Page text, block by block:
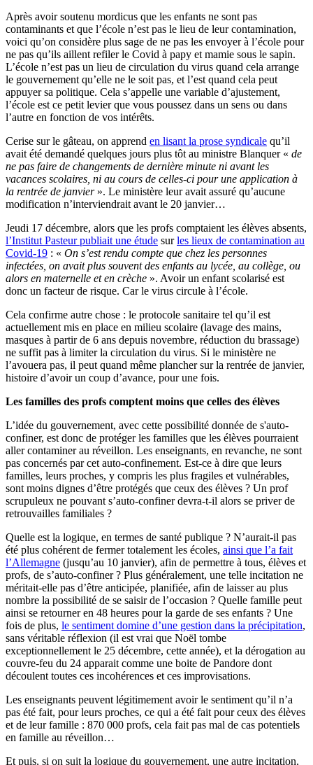
Après avoir soutenu mordicus que les enfants ne sont pas
contaminants et que l’école n’est pas le lieu de leur contamination,
voici qu’on considère plus sage de ne pas les envoyer à l’école pour
ne pas qu’ils aillent refiler le Covid à papy et mamie sous le sapin.
L’école n’est pas un lieu de circulation du virus quand cela arrange
le gouvernement qu’elle ne le soit pas, et l’est quand cela peut
appuyer sa politique. Cela s’appelle une variable d’ajustement,
l’école est ce petit levier que vous poussez dans un sens ou dans
l’autre en fonction de vos intérêts.
Cerise sur le gâteau, on apprend en lisant la prose syndicale qu’il
avait été demandé quelques jours plus tôt au ministre Blanquer « de
ne pas faire de changements de dernière minute ni avant les
vacances scolaires, ni au cours de celles-ci pour une application à
la rentrée de janvier». Le ministère leur avait assuré qu’aucune
modification n’interviendrait avant le 20 janvier…
Jeudi 17 décembre, alors que les profs comptaient les élèves absents,
l’Institut Pasteur publiait une étude surles lieux de contamination au
Covid-19 : « On s’est rendu compte que chez les personnes
infectées, on avait plus souvent des enfants au lycée, au collège, ou
alors en maternelle et en crèche ». Avoir un enfant scolarisé est
donc un facteur de risque. Car le virus circule à l’école.
Cela confirme autre chose : le protocole sanitaire tel qu’il est
actuellement mis en place en milieu scolaire (lavage des mains,
masques à partir de 6 ans depuis novembre, réduction du brassage)
ne suffit pas à limiter la circulation du virus. Si le ministère ne
l’avouera pas, il peut quand même plancher sur la rentrée de janvier,
histoire d’avoir un coup d’avance, pour une fois.
Les familles des profs comptent moins que celles des élèves
L’idée du gouvernement, avec cette possibilité donnée de s'auto-
confiner, est donc de protéger les familles que les élèves pourraient
aller contaminer au réveillon. Les enseignants, en revanche, ne sont
pas concernés par cet auto-confinement. Est-ce à dire que leurs
familles, leurs proches, y compris les plus fragiles et vulnérables,
sont moins dignes d’être protégés que ceux des élèves ? Un prof
scrupuleux ne pouvant s’auto-confiner devra-t-il alors se priver de
retrouvailles familiales ?
Quelle est la logique, en termes de santé publique ? N’aurait-il pas
été plus cohérent de fermer totalement les écoles, ainsi que l’a fait
l’Allemagne (jusqu’au 10 janvier), afin de permettre à tous, élèves et
profs, de s’auto-confiner ? Plus généralement, une telle incitation ne
méritait-elle pas d’être anticipée, planifiée, afin de laisser au plus
nombre la possibilité de se saisir de l’occasion ? Quelle famille peut
ainsi se retourner en 48 heures pour la garde de ses enfants ? Une
fois de plus, le sentiment domine d’une gestion dans la précipitation,
sans véritable réflexion (il est vrai que Noël tombe
exceptionnellement le 25 décembre, cette année), et la dérogation au
couvre-feu du 24 apparait comme une boite de Pandore dont
découlent toutes ces incohérences et ces improvisations.
Les enseignants peuvent légitimement avoir le sentiment qu’il n’a
pas été fait, pour leurs proches, ce qui a été fait pour ceux des élèves
et de leur famille : 870 000 profs, cela fait pas mal de cas potentiels
en famille au réveillon…
Et puis, si on suit la logique du gouvernement, une autre incitation,